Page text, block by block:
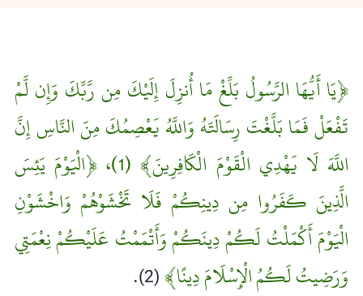
﴿يَا أَيُّهَا الرَّسُولُ بَلِّغْ مَا أُنزِلَ إِلَيْكَ مِن رَّبِّكَ وَإِن لَّمْ
تَفْعَلْ فَمَا بَلَّغْتَ رِسَالَتَهُ وَاللَّهُ يَعْصِمُكَ مِنَ النَّاسِ إِنَّ
اللَّهَ لَا يَهْدِي الْقَوْمَ الْكَافِرِينَ﴾ (1)، ﴿الْيَوْمَ يَئِسَ
الَّذِينَ كَفَرُوا مِن دِينِكُمْ فَلَا تَخْشَوْهُمْ وَاخْشَوْنِ
الْيَوْمَ أَكْمَلْتُ لَكُمْ دِينَكُمْ وَأَتْمَمْتُ عَلَيْكُمْ نِعْمَتِي
وَرَضِيتُ لَكُمُ الْإِسْلَامَ دِينًا﴾ (2).